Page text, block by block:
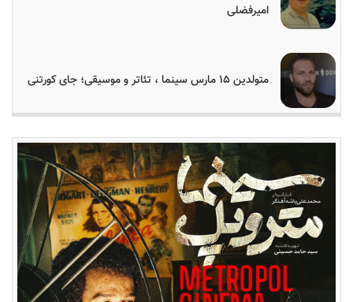
امیرفضلی
متولدین ۱۵ مارس سینما ، تئاتر و موسیقی؛ جای کورتنی